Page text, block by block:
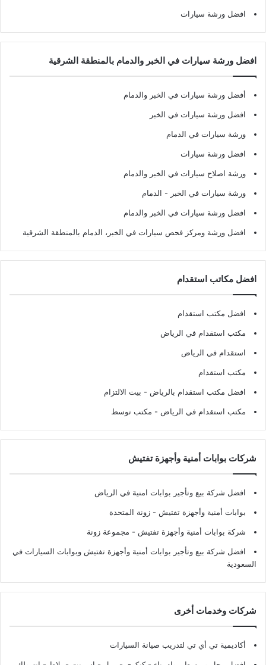
افضل ورشة سيارات
افضل ورشة سيارات في الخبر والدمام بالمنطقة الشرقية
أفضل ورشة سيارات في الخبر والدمام
افضل ورشة سيارات في الخبر
ورشة سيارات في الدمام
افضل ورشة سيارات
ورشة اصلاح سيارات في الخبر والدمام
ورشة سيارات في الخبر - الدمام
افضل ورشة سيارات في الخبر والدمام
افضل ورشة ومركز فحص سيارات في الخبر، الدمام بالمنطقة الشرقية
افضل مكاتب استقدام
افضل مكتب استقدام
مكتب استقدام في الرياض
استقدام في الرياض
مكتب استقدام
افضل مكتب استقدام بالرياض - بيت الالتزام
مكتب استقدام في الرياض - مكتب توسط
شركات بوابات أمنية وأجهزة تفتيش
افضل شركة بيع وتأجير بوابات امنية في الرياض
بوابات أمنية وأجهزة تفتيش - زونة المتحدة
شركة بوابات أمنية وأجهزة تفتيش - مجموعة زونة
افضل شركة بيع وتأجير بوابات أمنية وأجهزة تفتيش وبوابات السيارات في
السعودية
شركات وخدمات أخرى
أكاديمية تي أي تي لتدريب صيانة السيارات